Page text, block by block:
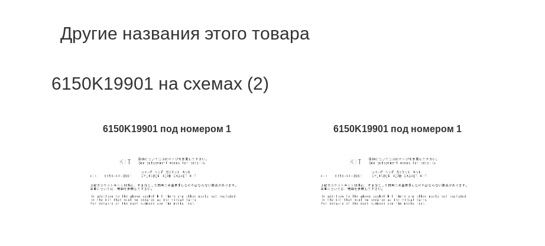
Другие названия этого товара
6150K19901 на схемах (2)
6150K19901 под номером 1 6150K19901 под номером 1